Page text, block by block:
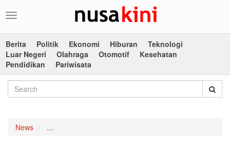
Toggle
Berita
Politik Ekonomi Hiburan
Teknologi
Luar Negeri
Olahraga Otomotif
Kesehatan
Pendidikan
Pariwisata
News